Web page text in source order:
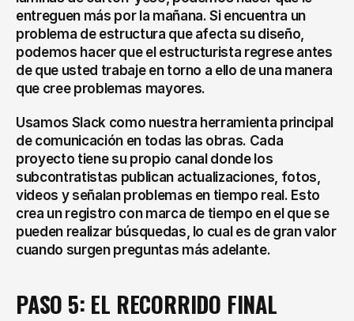
entreguen más por la mañana. Si encuentra un
problema de estructura que afecta su diseño,
podemos hacer que el estructurista regrese antes
de que usted trabaje en torno a ello de una manera
que cree problemas mayores.
Usamos Slack como nuestra herramienta principal
de comunicación en todas las obras. Cada
proyecto tiene su propio canal donde los
subcontratistas publican actualizaciones, fotos,
videos y señalan problemas en tiempo real. Esto
crea un registro con marca de tiempo en el que se
pueden realizar búsquedas, lo cual es de gran valor
cuando surgen preguntas más adelante.
PASO 5: EL RECORRIDO FINAL